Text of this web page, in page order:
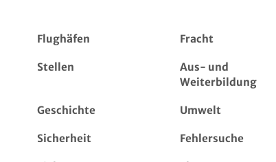
Flughäfen Fracht
Stellen
Aus- und
Weiterbildung
Geschichte Umwelt
Sicherheit Fehlersuche